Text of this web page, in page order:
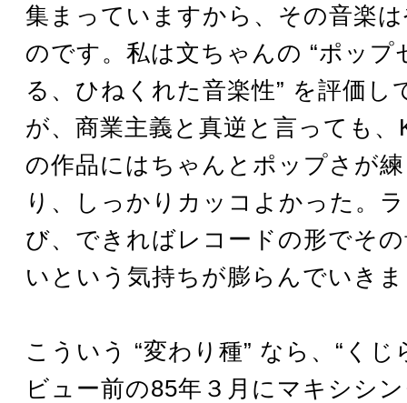
集まっていますから、その音楽
のです。私は文ちゃんの “ポップ
る、ひねくれた音楽性” を評価し
が、商業主義と真逆と言っても
の作品にはちゃんとポップさが
り、しっかりカッコよかった。
び、できればレコードの形でそ
いという気持ちが膨らんでいき
こういう “変わり種” なら、“くじ
ビュー前の85年３月にマキシシ